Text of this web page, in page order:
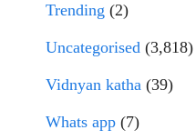
Trending (2)
Uncategorised (3,818)
Vidnyan katha (39)
Whats app (7)